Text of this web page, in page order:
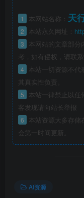
1 本网站名称： 天
2 本站永久网址：
3
本网站的文章部分
考，如有侵权，请联
4
本站一切资源不代
其真实性负责。
5
本站一律禁止以任
客发现请向站长举报
6
本站资源大多存储
会第一时间更新。
AI资源